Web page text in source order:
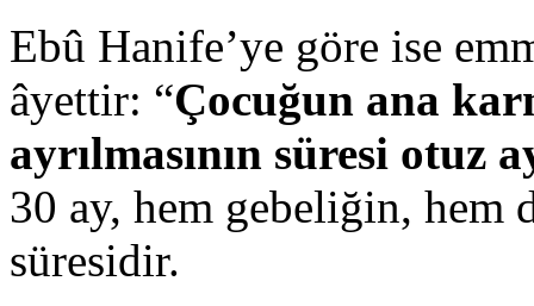
Ebû Hanife’ye göre ise
âyettir: “Çocuğun ana
ayrılmasının süresi otuz
30 ay, hem gebeliğin, hem
süresidir.